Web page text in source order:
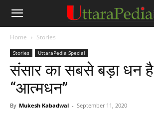
Home Stories
Stories UttaraPedia Special
संसार का सबसे बड़ा धन है
“आत्मधन”
By Mukesh Kabadwal - September 11, 2020